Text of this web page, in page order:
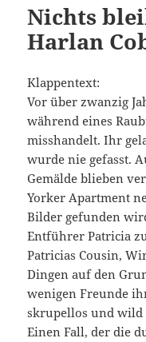
Nichts
Harlan
Klappentext:
Vor über zwanzig
während eines
misshandelt. Ihr
wurde nie gefasst.
Gemälde blieben
Yorker Apartment
Bilder gefunden
Entführer Patricia
Patricias Cousin,
Dingen auf den
wenigen Freunde
skrupellos und wild
Einen Fall, der die